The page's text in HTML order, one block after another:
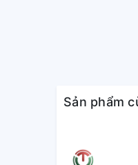
cho những gia
Điều hòa
Sản phẩm